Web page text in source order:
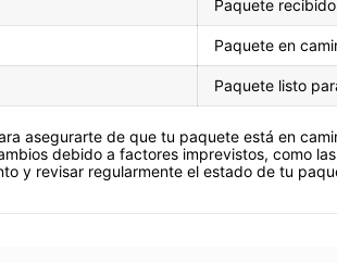
Paquete recibido
Paquete en
Paquete listo
asegurarte de que tu paquete está en
debido a factores imprevistos, como
y revisar regularmente el estado de tu